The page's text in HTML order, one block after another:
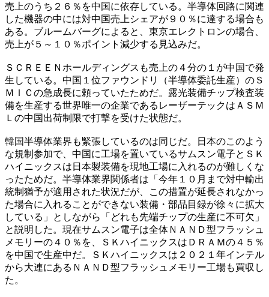
売上のうち２６％を中国に依存している。半導体回路に関連
した機器の中には対中国売上シェアが９０％に達する場合も
ある。ブルームバーグによると、東京エレクトロンの場合、
売上が５～１０％ポイント減少する見込みだ。
ＳＣＲＥＥＮホールディングスも売上の４分の１が中国で発
生している。中国１位ファウンドリ（半導体委託生産）のＳ
ＭＩＣの急成長に頼っていたためだ。露光装備チップ検査装
備を生産する世界唯一の企業であるレーザーテックはＡＳＭ
Ｌの中国出荷制限で打撃を受けた状態だ。
韓国半導体業界も緊張しているのは同じだ。日本のこのよう
な規制参加で、中国に工場を置いているサムスン電子とＳＫ
ハイニックスは日本製装備を現地工場に入れるのが難しくな
ったためだ。半導体業界関係者は「今年１０月まで対中輸出
統制猶予が適用された状況だが、この措置が延長されなかっ
た場合に入れることができない装備・部品目録が徐々に拡大
している」としながら「どれも先端チップの生産に不可欠」
と説明した。現在サムスン電子は全体ＮＡＮＤ型フラッシュ
メモリーの４０％を、ＳＫハイニックスはＤＲＡＭの４５％
を中国で生産中だ。ＳＫハイニックスは２０２１年インテル
から大連にあるＮＡＮＤ型フラッシュメモリー工場も買収し
た。